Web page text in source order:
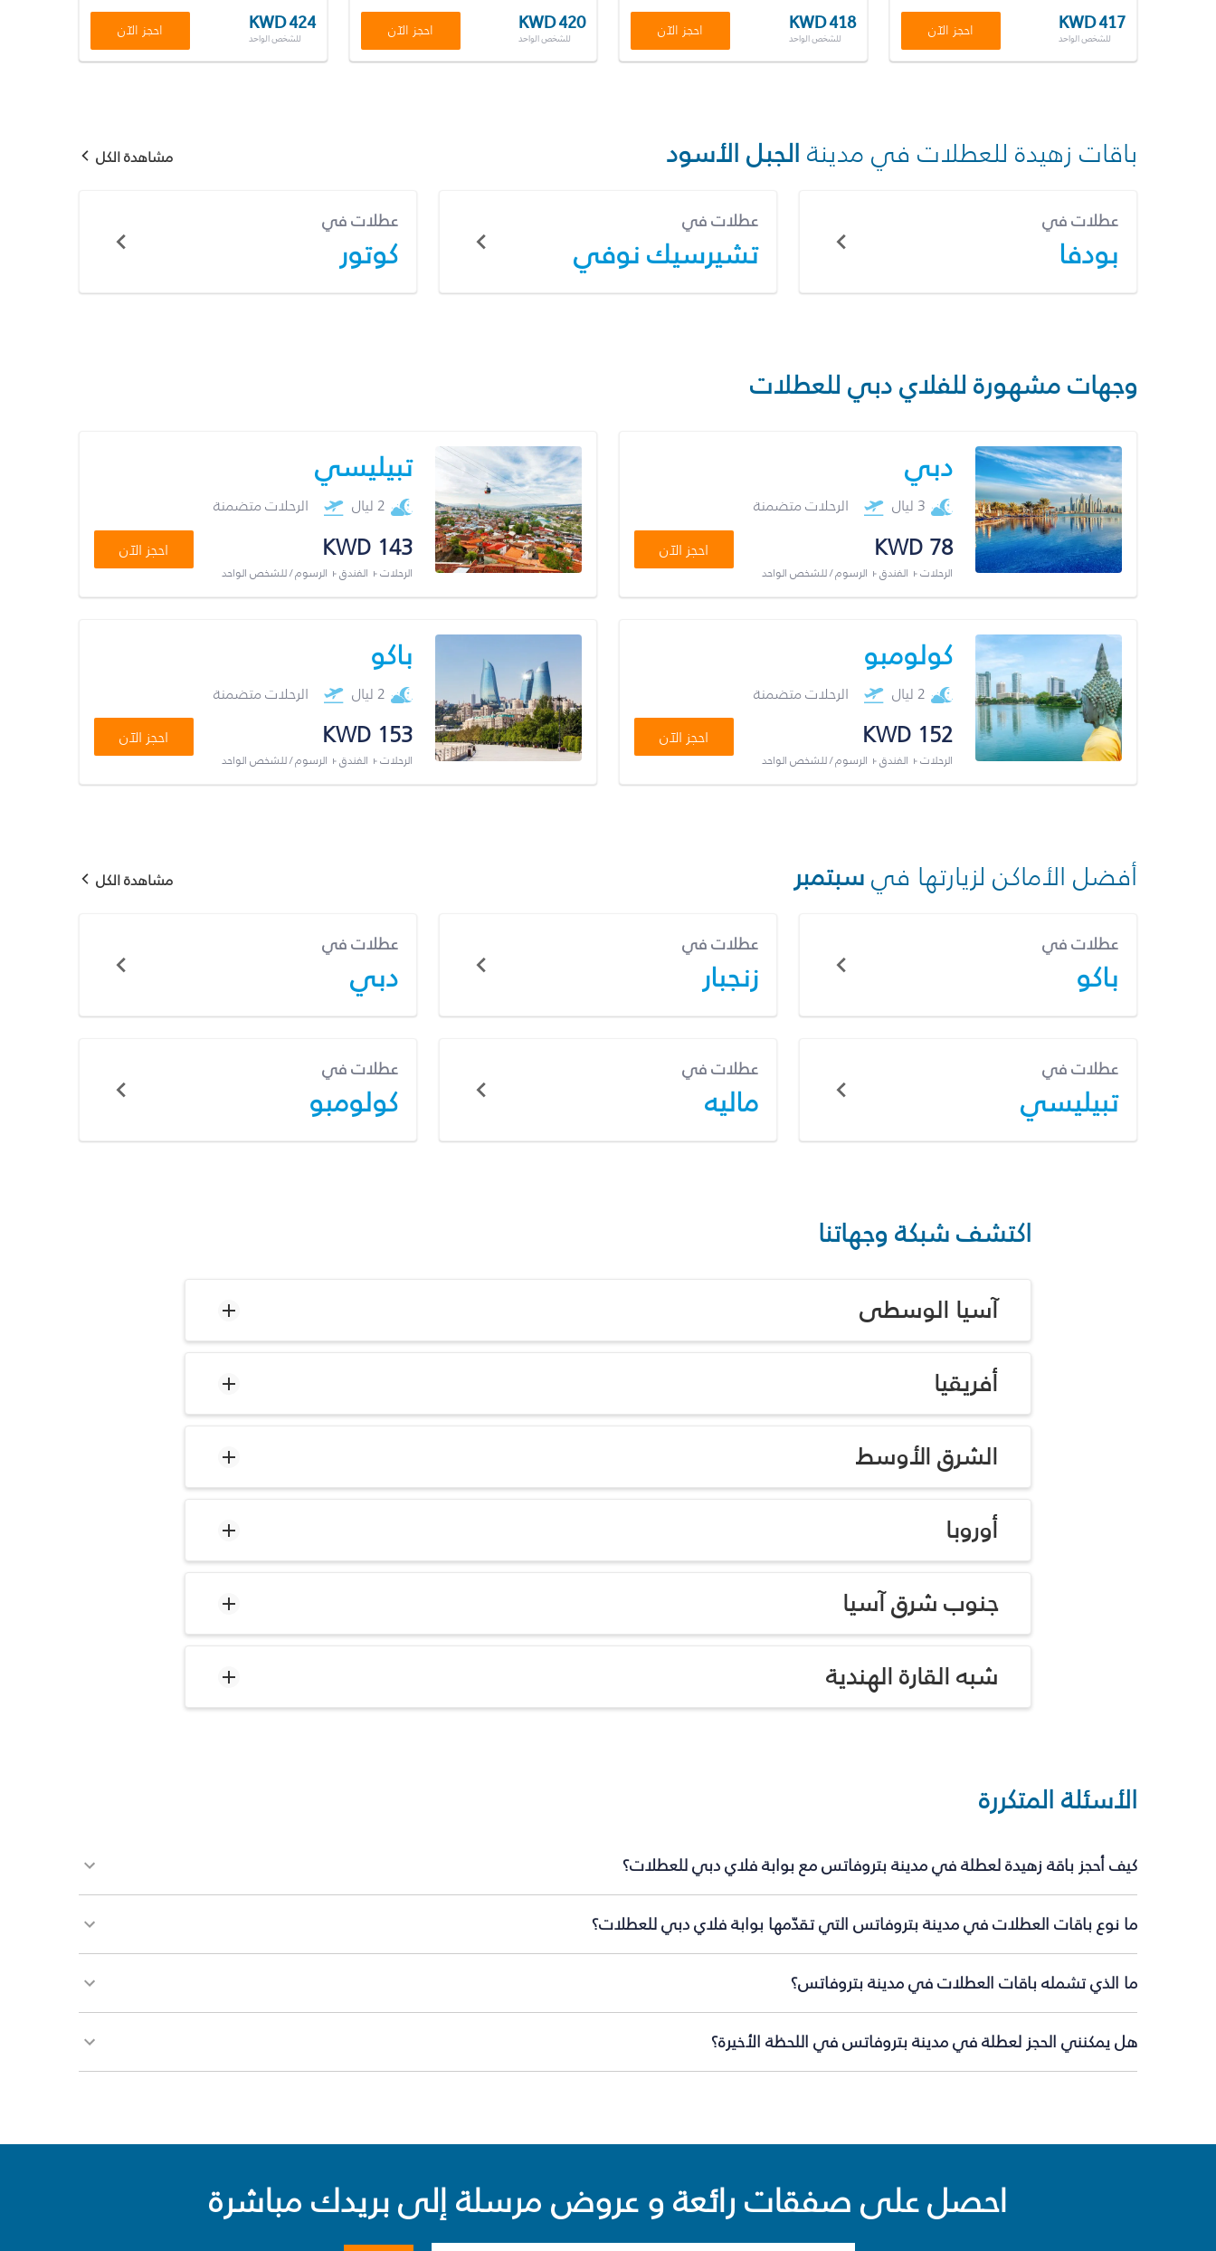
KWD 417
للشخص الواحد احجز الآن KWD 418
للشخص الواحد احجز الآن KWD 420
للشخص الواحد احجز الآن KWD 424
للشخص الواحد احجز الآن
باقات زهيدة للعطلات في مدينة الجبل الأسود مشاهدة الكل
عطلات في
بودفا
عطلات في
تشيرسيك نوفي
عطلات في
كوتور
وجهات مشهورة للفلاي دبي للعطلات
دبي
3 ليال الرحلات متضمنة
KWD 78
الرحلات + الفندق + الرسوم / للشخص الواحد
احجز الآن
تبيليسي
2 ليال الرحلات متضمنة
KWD 143
الرحلات + الفندق + الرسوم / للشخص الواحد
احجز الآن
كولومبو
2 ليال الرحلات متضمنة
KWD 152
الرحلات + الفندق + الرسوم / للشخص الواحد
احجز الآن
باكو
2 ليال الرحلات متضمنة
KWD 153
الرحلات + الفندق + الرسوم / للشخص الواحد
احجز الآن
أفضل الأماكن لزيارتها فيسبتمبر مشاهدة الكل
عطلات في
باكو
عطلات في
زنجبار
عطلات في
دبي
عطلات في
تبيليسي
عطلات في
ماليه
عطلات في
كولومبو
اكتشف شبكة وجهاتنا
آسيا الوسطى
أفريقيا
الشرق الأوسط
أوروبا
جنوب شرق آسيا
شبه القارة الهندية
الأسئلة المتكررة
كيف أحجز باقة زهيدة لعطلة في مدينة بتروفاتس مع بوابة فلاي دبي للعطلات؟
ما نوع باقات العطلات في مدينة بتروفاتس التي تقدّمها بوابة فلاي دبي للعطلات؟
ما الذي تشمله باقات العطلات في مدينة بتروفاتس؟
هل يمكنني الحجز لعطلة في مدينة بتروفاتس في اللحظة الأخيرة؟
احصل على صفقات رائعة و عروض مرسلة إلى بريدك مباشرة